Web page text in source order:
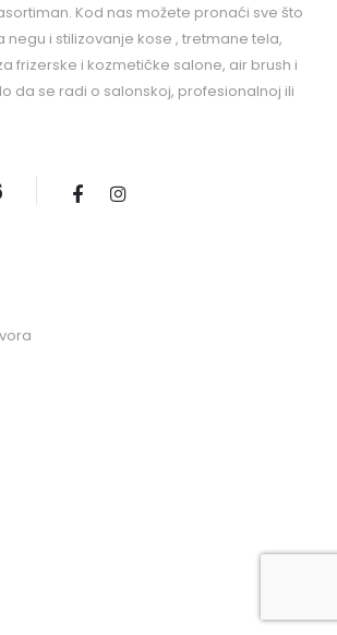
Kod nas možete pronaći sve što
i stilizovanje kose , tretmane tela,
frizerske i kozmetičke salone, air brush i
da se radi o salonskoj, profesionalnoj ili